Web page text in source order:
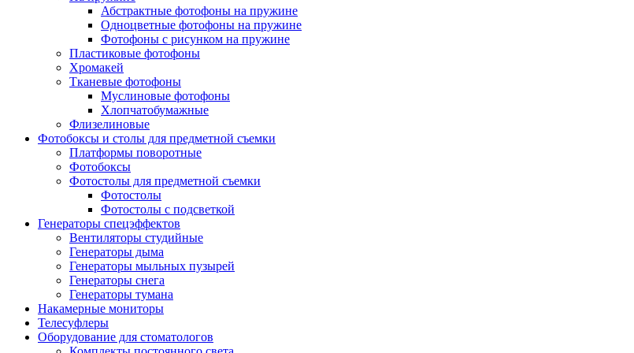
Абстрактные фотофоны на пружине
Одноцветные фотофоны на пружине
Фотофоны с рисунком на пружине
Пластиковые фотофоны
Хромакей
Тканевые фотофоны
Муслиновые фотофоны
Хлопчатобумажные
Флизелиновые
Фотобоксы и столы для предметной съемки
Платформы поворотные
Фотобоксы
Фотостолы для предметной съемки
Фотостолы
Фотостолы с подсветкой
Генераторы спецэффектов
Вентиляторы студийные
Генераторы дыма
Генераторы мыльных пузырей
Генераторы снега
Генераторы тумана
Накамерные мониторы
Телесуфлеры
Оборудование для стоматологов